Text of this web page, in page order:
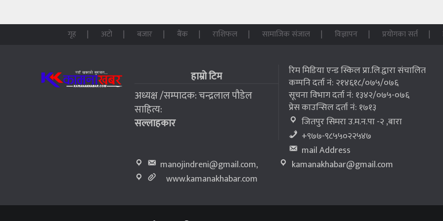
गृह अटो बजार बैंक राशिफल सामाजिक संजाल विज्ञापन प्रयोगका सर्त
हाम्रो टिम
अध्यक्ष /सम्पादक: चन्द्रलाल पौडेल
साहित्य:
सल्लाहकार
रिम मिडिया एन्ड स्किल प्रा.लि.द्वारा संचालित
कम्पनि दर्ता नं: २१४६१८/०७५/०७६
सूचना विभाग दर्ता नं: १३४२/०७५-०७६
प्रेस काउन्सिल दर्ता नं: १७१३
जितपुर सिमरा उ.म.न.पा -२ ,बारा
+९७७-९८५५०२२५४७
mail Address
manojindreni@gmail.com,
kamanakhabar@gmail.com
www.kamanakhabar.com